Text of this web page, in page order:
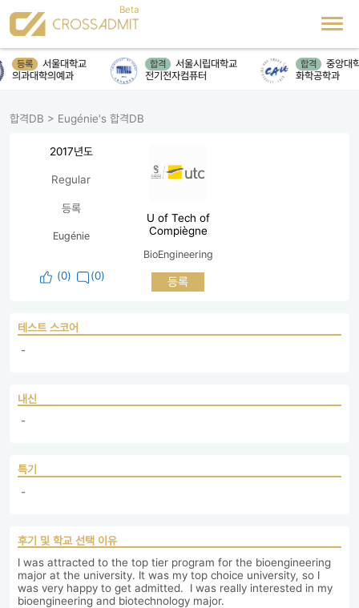
등록
서울대학교
의과대학의예과
합격
서울시립대학교
전기전자컴퓨터
합격
중앙대
화학공학과
합격DB > Eugénie's 합격DB
2017년도
Regular
등록
Eugénie
(0) (0)
U of Tech of
Compiègne
BioEngineering
등록
테스트 스코어
-
내신
-
특기
-
후기 및 학교 선택 이유
I was attracted to the top tier program for the bioengineering
major at the university. It was my top choice university, so I
was very happy to get admitted.  I was really interested in my
bioengineering and biotechnology major.